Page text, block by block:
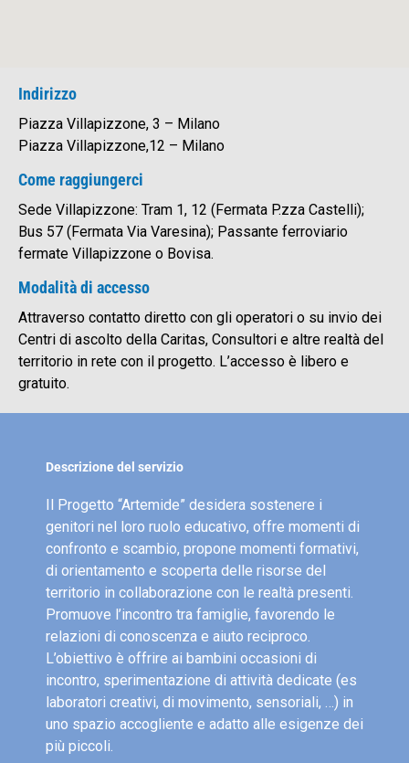
Indirizzo
Piazza Villapizzone, 3 – Milano
Piazza Villapizzone,12 – Milano
Come raggiungerci
Sede Villapizzone: Tram 1, 12 (Fermata P.zza Castelli);
Bus 57 (Fermata Via Varesina); Passante ferroviario
fermate Villapizzone o Bovisa.
Modalità di accesso
Attraverso contatto diretto con gli operatori o su invio dei
Centri di ascolto della Caritas, Consultori e altre realtà del
territorio in rete con il progetto. L’accesso è libero e
gratuito.
Descrizione del servizio
Il Progetto “Artemide” desidera sostenere i
genitori nel loro ruolo educativo, offre momenti di
confronto e scambio, propone momenti formativi,
di orientamento e scoperta delle risorse del
territorio in collaborazione con le realtà presenti.
Promuove l’incontro tra famiglie, favorendo le
relazioni di conoscenza e aiuto reciproco.
L’obiettivo è offrire ai bambini occasioni di
incontro, sperimentazione di attività dedicate (es
laboratori creativi, di movimento, sensoriali, …) in
uno spazio accogliente e adatto alle esigenze dei
più piccoli.